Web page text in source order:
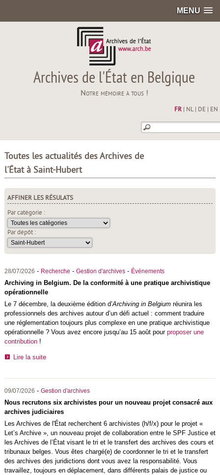
MENU
Archives de l'État en Belgique
Notre mémoire à tous !
FR| NL| DE EN
Toutes les actualités des Archives de
l'État à Saint-Hubert
AFFINER LES RÉSULATS
Par catégorie :
Par dépôt :
28/07/2026 - Recherche - Gestion d'archives- Événements
Archiving in Belgium. De la conformité à une pratique archivistique
opérationnelle
Le 7 décembre, la deuxième édition d’Archiving in Belgiumréunira les
professionnels des archives autour d’un défi actuel : comment traduire
une réglementation toujours plus complexe en une pratique archivistique
opérationnelle ? Vous avez encore jusqu’au 15 août pour proposer une
contribution!
Lire la suite
09/07/2026 - Gestion d'archives
Nous recrutons six archivistes pour un nouveau projet consacré aux
archives judiciaires
Les Archives de l'État recherchent 6 archivistes (h/f/x) pour le projet «
Let’s Archive », un nouveau projet de collaboration entre le SPF Justice et
les Archives de l’État visant le tri et le transfert des archives des cours et
tribunaux belges. Vous êtes chargé(e) de coordonner le tri et le transfert
des archives des juridictions dont vous avez la responsabilité. Vous
travaillez, toujours en déplacement, dans différents palais de justice ou